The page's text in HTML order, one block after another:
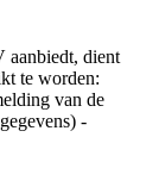
aanbiedt, dient
te worden:
van de
-